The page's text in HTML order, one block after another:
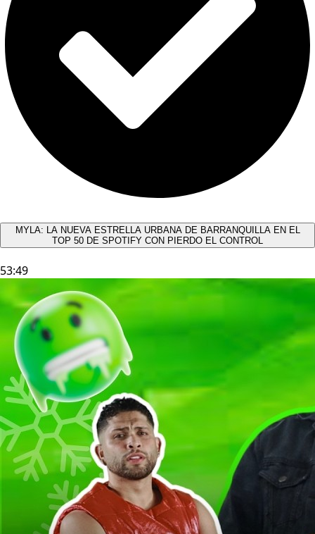
MYLA: LA NUEVA ESTRELLA URBANA DE BARRANQUILLA EN EL
TOP 50 DE SPOTIFY CON PIERDO EL CONTROL
53:49